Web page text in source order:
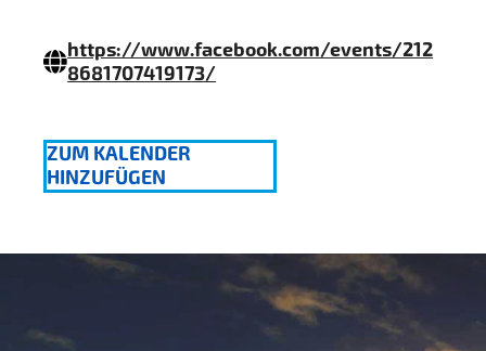
https://www.facebook.com/events/212
8681707419173/
ZUM KALENDER
HINZUFÜGEN